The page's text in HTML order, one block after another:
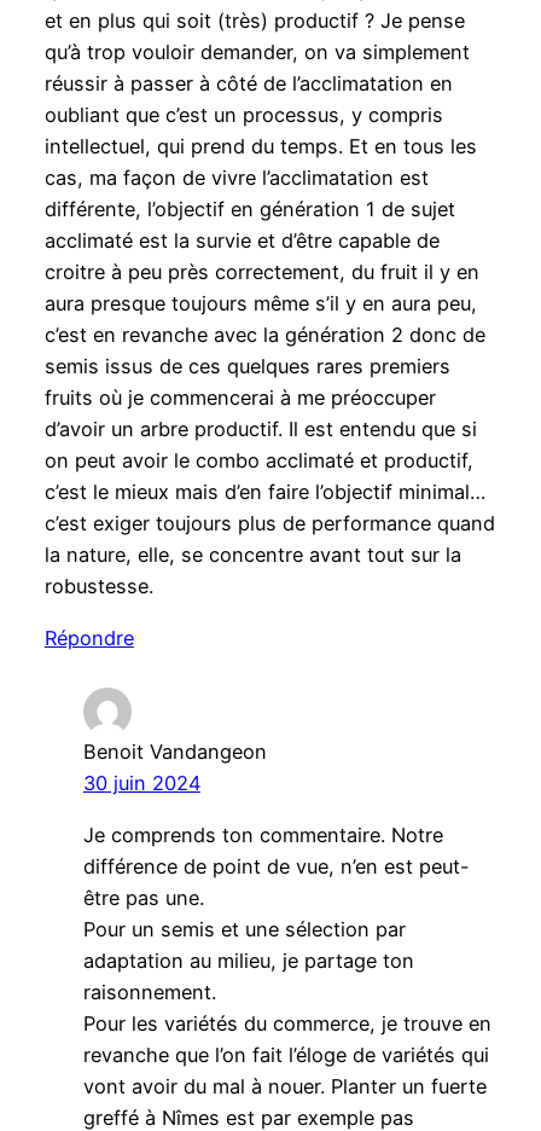
et en plus qui soit (très) productif ? Je pense
qu’à trop vouloir demander, on va simplement
réussir à passer à côté de l’acclimatation en
oubliant que c’est un processus, y compris
intellectuel, qui prend du temps. Et en tous les
cas, ma façon de vivre l’acclimatation est
différente, l’objectif en génération 1 de sujet
acclimaté est la survie et d’être capable de
croitre à peu près correctement, du fruit il y en
aura presque toujours même s’il y en aura peu,
c’est en revanche avec la génération 2 donc de
semis issus de ces quelques rares premiers
fruits où je commencerai à me préoccuper
d’avoir un arbre productif. Il est entendu que si
on peut avoir le combo acclimaté et productif,
c’est le mieux mais d’en faire l’objectif minimal…
c’est exiger toujours plus de performance quand
la nature, elle, se concentre avant tout sur la
robustesse.
Répondre
Benoit Vandangeon
30 juin 2024
Je comprends ton commentaire. Notre
différence de point de vue, n’en est peut-
être pas une.
Pour un semis et une sélection par
adaptation au milieu, je partage ton
raisonnement.
Pour les variétés du commerce, je trouve en
revanche que l’on fait l’éloge de variétés qui
vont avoir du mal à nouer. Planter un fuerte
greffé à Nîmes est par exemple pas